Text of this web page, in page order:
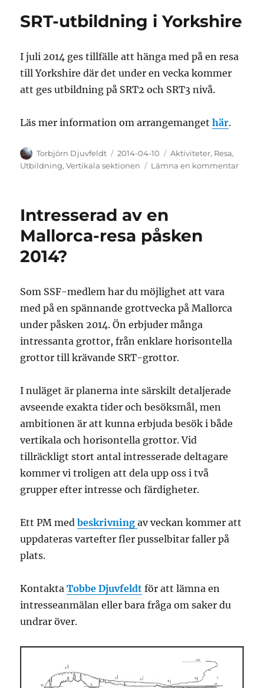
–
SRT-utbildning i Yorkshire
I juli 2014 ges tillfälle att hänga med på en resa
till Yorkshire där det under en vecka kommer
att ges utbildning på SRT2 och SRT3 nivå.
Läs mer information om arrangemangethär.
Författare
Torbjörn Djuvfeldt
Publicerat
den
2014-04-10 Kategorier
Aktiviteter, Resa,
Utbildning,Vertikala sektionen Lämna en kommentartill
Intresserad av en
Mallorca-resa påsken
2014?
Som SSF-medlem har du möjlighet att vara
med på en spännande grottvecka på Mallorca
under påsken 2014. Ön erbjuder många
intressanta grottor, från enklare horisontella
grottor till krävande SRT-grottor.
I nuläget är planerna inte särskilt detaljerade
avseende exakta tider och besöksmål, men
ambitionen är att kunna erbjuda besök i både
vertikala och horisontella grottor. Vid
tillräckligt stort antal intresserade deltagare
kommer vi troligen att dela upp oss i två
grupper efter intresse och färdigheter.
Ett PM medbeskrivningav veckan kommer att
uppdateras vartefter fler pusselbitar faller på
plats.
KontaktaTobbe Djuvfeldt för att lämna en
intresseanmälan eller bara fråga om saker du
undrar över.